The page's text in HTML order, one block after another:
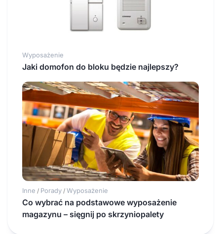
Wyposażenie
Jaki domofon do bloku będzie najlepszy?
Inne / Porady / Wyposażenie
Co wybrać na podstawowe wyposażenie
magazynu – sięgnij po skrzyniopalety